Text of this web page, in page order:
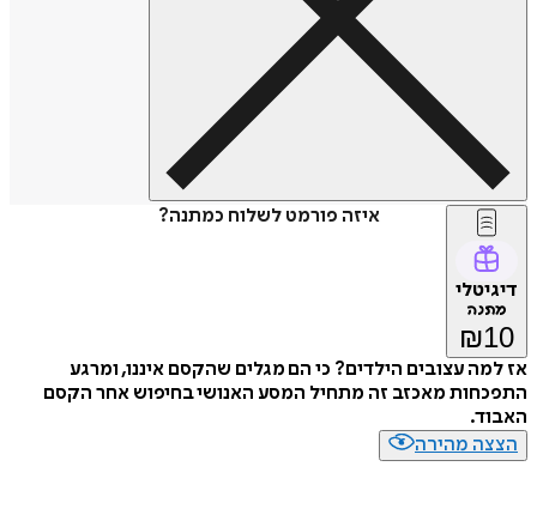
איזה פורמט לשלוח כמתנה?
דיגיטלי
מתנה
₪10
אז למה עצובים הילדים? כי הם מגלים שהקסם איננו, ומרגע
התפכחות מאכזב זה מתחיל המסע האנושי בחיפוש אחר הקסם
האבוד.
הצצה מהירה